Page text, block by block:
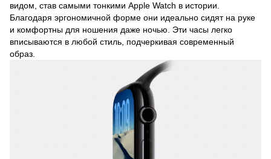
видом, став самыми тонкими Apple Watch в истории.
Благодаря эргономичной форме они идеально сидят на руке
и комфортны для ношения даже ночью. Эти часы легко
вписываются в любой стиль, подчеркивая современный
образ.